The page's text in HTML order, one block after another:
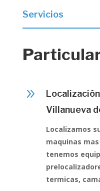
Servicios
9
Villanueva
Localizamos
maquinas
tenemos
termicas,